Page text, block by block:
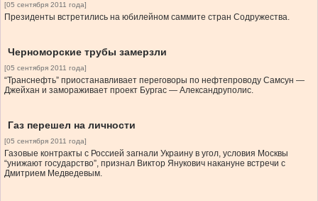
[05 сентября 2011 года]
Президенты встретились на юбилейном саммите стран Содружества.
Черноморские трубы замерзли
[05 сентября 2011 года]
“Транснефть” приостанавливает переговоры по нефтепроводу Самсун —
Джейхан и замораживает проект Бургас — Александруполис.
Газ перешел на личности
[05 сентября 2011 года]
Газовые контракты с Россией загнали Украину в угол, условия Москвы
“унижают государство”, признал Виктор Янукович накануне встречи с
Дмитрием Медведевым.